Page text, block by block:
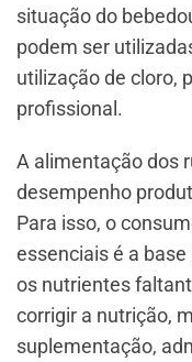
situação do
podem ser
utilização de cloro,
profissional.
A alimentação dos
desempenho
Para isso, o
essenciais é a
os nutrientes
corrigir a nutrição,
suplementação,